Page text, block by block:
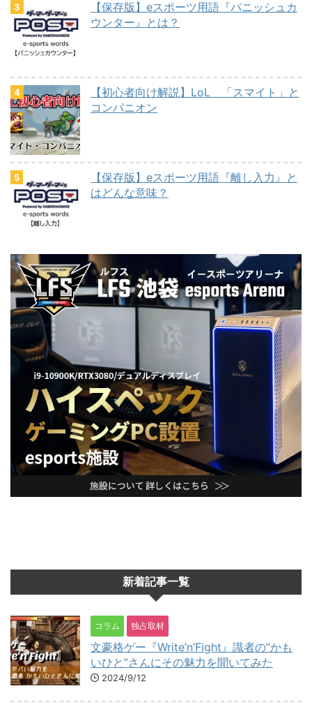
【保存版】eスポーツ用語『パニッシュカ
ウンター』とは？
【初心者向け解説】LoL 「スマイト」と
コンパニオン
【保存版】eスポーツ用語『離し入力』と
はどんな意味？
新着記事一覧
コラム 独占取材
文豪格ゲー『Write’n’Fight』識者の”かも
いひと”さんにその魅力を聞いてみた
2024/9/12